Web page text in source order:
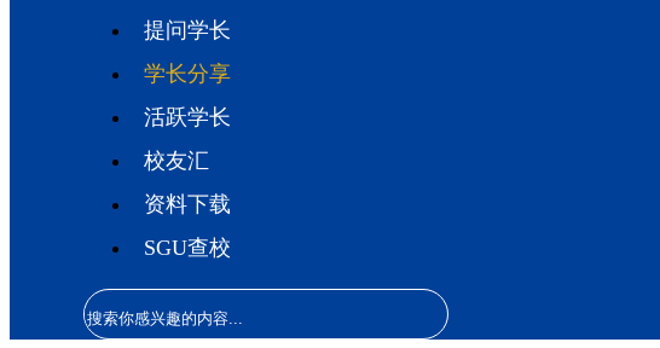
提问学长
学长分享
活跃学长
校友汇
资料下载
SGU查校